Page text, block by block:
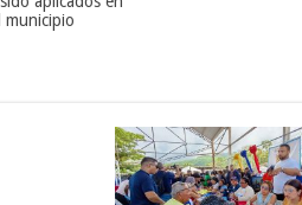
municipio